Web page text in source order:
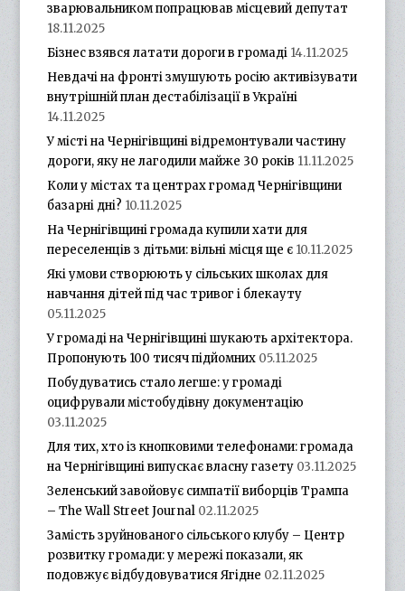
зварювальником попрацював місцевий депутат
18.11.2025
Бізнес взявся латати дороги в громаді 14.11.2025
Невдачі на фронті змушують росію активізувати
внутрішній план дестабілізації в Україні
14.11.2025
У місті на Чернігівщині відремонтували частину
дороги, яку не лагодили майже 30 років 11.11.2025
Коли у містах та центрах громад Чернігівщини
базарні дні? 10.11.2025
На Чернігівщині громада купили хати для
переселенців з дітьми: вільні місця ще є 10.11.2025
Які умови створюють у сільських школах для
навчання дітей під час тривог і блекауту
05.11.2025
У громаді на Чернігівщині шукають архітектора.
Пропонують 100 тисяч підйомних 05.11.2025
Побудуватись стало легше: у громаді
оцифрували містобудівну документацію
03.11.2025
Для тих, хто із кнопковими телефонами: громада
на Чернігівщині випускає власну газету 03.11.2025
Зеленський завойовує симпатії виборців Трампа
– The Wall Street Journal 02.11.2025
Замість зруйнованого сільського клубу – Центр
розвитку громади: у мережі показали, як
подовжує відбудовуватися Ягідне 02.11.2025